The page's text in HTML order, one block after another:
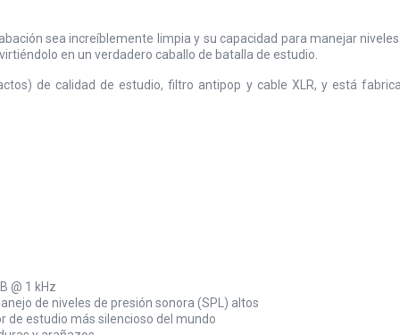
sea increíblemente limpia y su capacidad para manejar
en un verdadero caballo de batalla de estudio.
de calidad de estudio, filtro antipop y cable XLR, y está
@ 1 kHz
de niveles de presión sonora (SPL) altos
de estudio más silencioso del mundo